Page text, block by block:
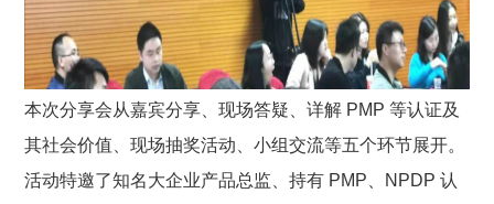
本次分享会从嘉宾分享、现场答疑、详解 PMP 等认证及
其社会价值、现场抽奖活动、小组交流等五个环节展开。
活动特邀了知名大企业产品总监、持有 PMP、NPDP 认